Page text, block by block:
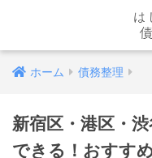
ホーム 債務整理
新宿区・港区・
できる！おすす